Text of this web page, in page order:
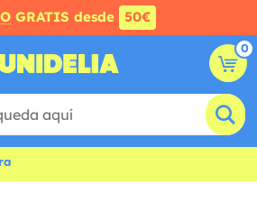
GRATIS desde 50€
0